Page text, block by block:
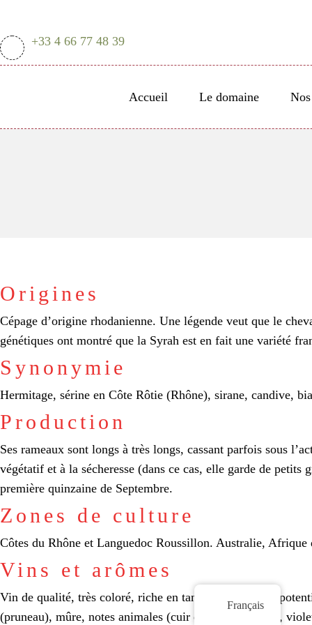
+33 4 66 77 48 39
Accueil Le domaine
Origines
Cépage d’origine rhodanienne. Une légende veut que le
génétiques ont montré que la Syrah est en fait une variété
Synonymie
Hermitage, sérine en Côte Rôtie (Rhône), sirane, candive,
Production
Ses rameaux sont longs à très longs, cassant parfois sous
végétatif et à la sécheresse (dans ce cas, elle garde de
première quinzaine de Septembre.
Zones de culture
Côtes du Rhône et Languedoc Roussillon. Australie,
Vins et arômes
Vin de qualité, très coloré, riche en tanins avec un fort
(pruneau), mûre, notes animales (cuir et peau), réglisse,
Français